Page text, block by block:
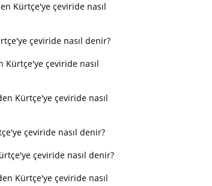
Kürtçe'ye çeviride nasıl
çeviride nasıl denir?
Kürtçe'ye çeviride nasıl
Kürtçe'ye çeviride nasıl
çeviride nasıl denir?
çeviride nasıl denir?
Kürtçe'ye çeviride nasıl